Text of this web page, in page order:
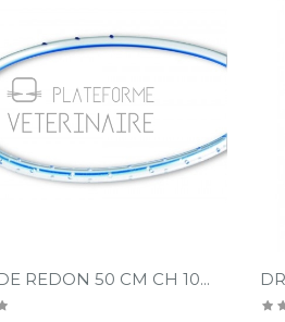
REDON 50 CM CH 10...